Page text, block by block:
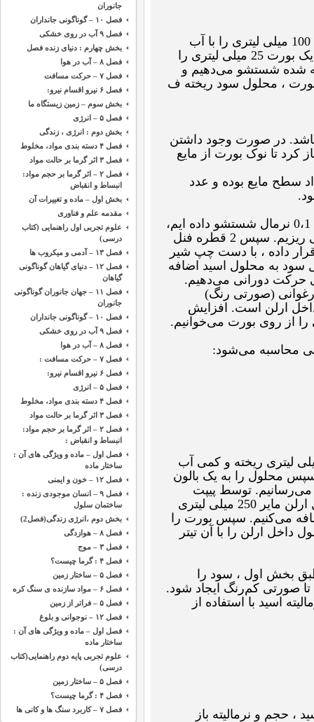
نمونه مجهول سود (NaOH) در بالون ژوژه 100 میلی لیتری را با آب
مقطر به حجم رسانده ، هم می‌زنیم. پس یک بورت 25 میلی لیتری را
شده شستشو می‌دهیم و
، محلول سود ریخته ف
باشد. در صورت وجود داشتن
کرد تا نوک بورت از مایع
سطح مایع بوده و عدد
حال در یک ارلن مایر که با کلریدریک اسید 0،1 نرمال شستشو داده ایم،
10 میلی لیتر کلریدریک اسید 0،1 نرمال می ریزیم. سپس 2 قطره فنل
داده ، با دست چپ شیر
سود به محلول اسید اضافه
حرکت دورانی می‌دهیم.
(صورتی رنگ)
ارلن است. افزایش
از روی بورت می‌خوانیم.
محاسبه می‌شود:
اگزالیک اسید را داخل بشر 100 میلی لیتری ریخته و کمی آب
محلول را به یک بالون
حجم می‌رسانیم. توسط پیپت
ژوژه ، 10 میلی لیتر از این محلول را داخل ارلن مایر 250 میلی لیتری
می‌کنیم. سپس بورت را
داخل ارلن را با آن تیتر
بخش اول ، سود را
صورتی کم‌رنگ ایجاد شود.
اسید با استفاده از
، حجم و نرمالیته باز
جانوران
فصل ۱۰ – گوناگونی جانداران
فصل ۹ آب در روی خشکی
بخش چهارم : دنیای زنده فصل
فصل ۸ – آب در هوا
فصل ۷ – حرکت مسافت
فصل ۶ نیرو اقسام نیرو:
بخش سوم – زمین زیستگاه ما
فصل ۵ – انرژی
بخش دوم : انرژی ، زندگی
فصل ۴ دسته بندی مواد، مخلوط
فصل ۳ اثر گرما بر حالت مواد
فصل ۲ – اثر گرما بر حجم مواد:
انبساط و انقباض
بخش اول – ماده و تغییرات آن
مقدمه ‌علم و فناوری
علوم تجربی اول راهنمایی (کتاب
درسی)
فصل ۱۳ – آدمی و میکروب ها
فصل ۱۲ – دنیای گیاهان گوناگونی
گیاهان
فصل ۱۱ – جهان جانوران گوناگونی
جانوران
فصل ۱۰ – گوناگونی جانداران
فصل ۹ آب در روی خشکی
فصل ۸ – آب در هوا
فصل ۷ – حرکت مسافت :
فصل ۶ نیرو اقسام نیرو:
فصل ۵ – انرژی
فصل ۴ دسته بندی مواد، مخلوط
فصل ۳ اثر گرما بر حالت مواد
فصل ۲ – اثر گرما بر حجم مواد:
انبساط و انقباض :
فصل اول – ماده و ویژگی های آن :
ساختار ماده
فصل ۱۲ – خون و ایمنی
فصل ۹ – انسان موجودی زنده :
ساختمان سلول
بخش دوم ،‌انرژی زندگی(فصل2)
فصل ۸ – هوازدگی
فصل ۳ – موج
فصل ۴ : گرما چیست؟
فصل ۵ – ساختار زمین
فصل ۶ – مواد سازنده ی سنگ کره
فصل ۵ – فراتر از زمین
فصل ۱۲ – نوجوانی و بلوغ
فصل اول – ماده و ویژگی های آن :
ساختار ماده
علوم تجربی پایه دوم راهنمایی(کتاب
درسی)
فصل ۵ – ساختار زمین
فصل ۴ : گرما چیست؟
فصل ۷ – کاربرد سنگ ها و کانی ها